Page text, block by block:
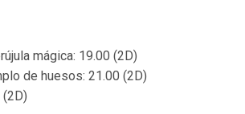
mágica: 19.00 (2D)
de huesos: 21.00 (2D)